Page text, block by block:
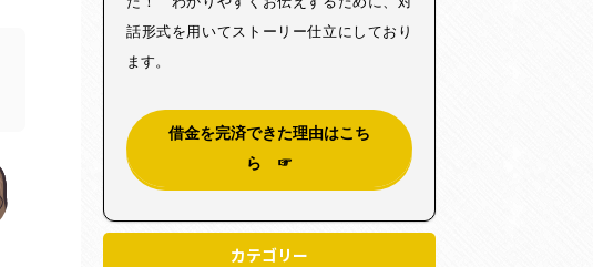
話形式を用いてストーリー仕立にしており
ます。
借金を完済できた理由はこち
ら ☞
カテゴリー